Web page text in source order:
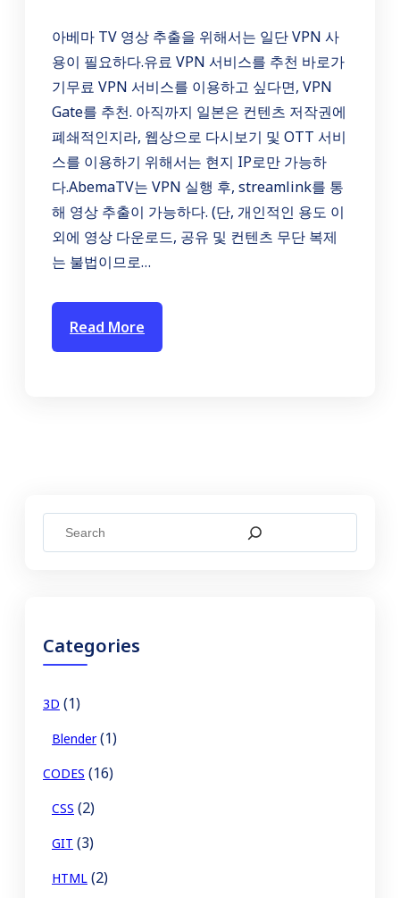
아베마 TV 영상 추출을 위해서는 일단 VPN 사
용이 필요하다.유료 VPN 서비스를 추천 바로가
기무료 VPN 서비스를 이용하고 싶다면, VPN
Gate를 추천. 아직까지 일본은 컨텐츠 저작권에
폐쇄적인지라, 웹상으로 다시보기 및 OTT 서비
스를 이용하기 위해서는 현지 IP로만 가능하
다.AbemaTV는 VPN 실행 후, streamlink를 통
해 영상 추출이 가능하다. (단, 개인적인 용도 이
외에 영상 다운로드, 공유 및 컨텐츠 무단 복제
는 불법이므로…
Read More
e
h
Categories
3D (1)
Blender(1)
CODES (16)
CSS (2)
GIT (3)
HTML (2)